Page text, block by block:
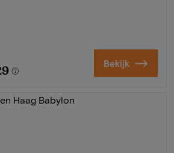
Bekijk